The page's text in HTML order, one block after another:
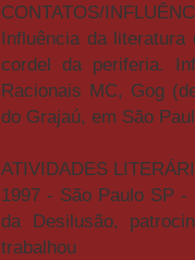
CONTATOS/
Influência da
cordel da periferia.
Racionais MC, Gog
do Grajaú, em São
ATIVIDADES
1997 - São Paulo SP
da Desilusão,
trabalhou